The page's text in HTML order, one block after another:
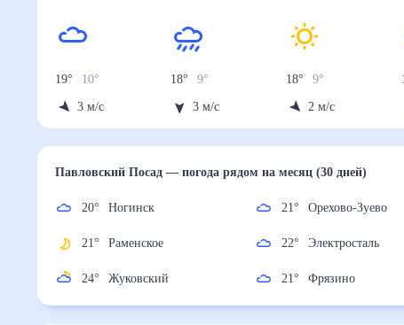
19° 10°
3 м/с
18° 9°
3 м/с
18° 9°
2 м/с
Павловский Посад — погода рядомна месяц (30
20° Ногинск
21° Раменское
24° Жуковский
21° Орехово-Зуево
22° Электросталь
21° Фрязино